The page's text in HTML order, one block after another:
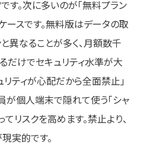
す。次に多いのが「無料プラン
ースです。無料版はデータの取
異なることが多く、月額数千
だけでセキュリティ水準が大
リティが心配だから全面禁止」
が個人端末で隠れて使う「シャ
てリスクを高めます。禁止より、
実的です。